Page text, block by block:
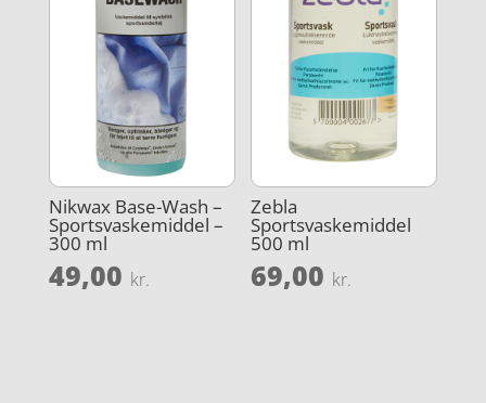
Nikwax Base-Wash –
Sportsvaskemiddel –
300 ml
49,00 kr.
Zebla
Sportsvaskemiddel
500 ml
69,00 kr.